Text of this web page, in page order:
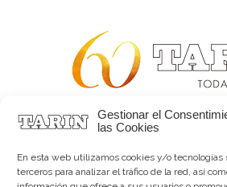
Gestionar el
las Cookies
En esta web utilizamos cookies y/o tecnologías
terceros para analizar el tráfico de la red, así
Alta joyería desde
Tarín Magazine
Contacto